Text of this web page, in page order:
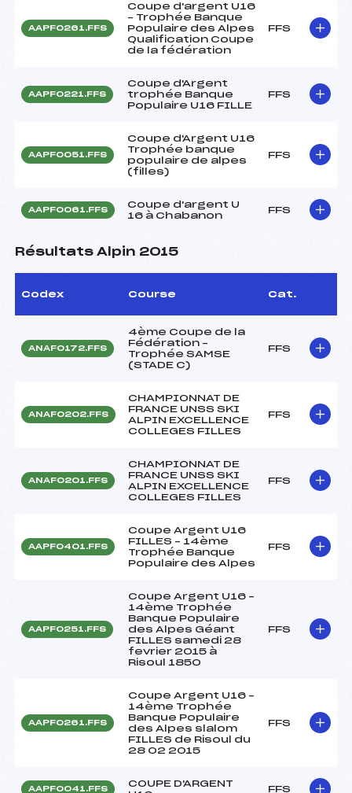
AAPF0261.FFS
Coupe d'argent U16
– Trophée Banque
Populaire des Alpes
Qualification Coupe
de la fédération
FFS
AAPF0221.FFS
Coupe d'Argent
trophée Banque
Populaire U16 FILLE
FFS
AAPF0051.FFS
Coupe d'Argent U16
Trophée banque
populaire de alpes
(filles)
FFS
AAPF0061.FFS
Coupe d'argent U
16 à Chabanon
FFS
Résultats Alpin 2015
Codex Course Cat.
ANAF0172.FFS
4ème Coupe de la
Fédération –
Trophée SAMSE
(STADE C)
FFS
ANAF0202.FFS
CHAMPIONNAT DE
FRANCE UNSS SKI
ALPIN EXCELLENCE
COLLEGES FILLES
FFS
ANAF0201.FFS
CHAMPIONNAT DE
FRANCE UNSS SKI
ALPIN EXCELLENCE
COLLEGES FILLES
FFS
AAPF0401.FFS
Coupe Argent U16
FILLES – 14ème
Trophée Banque
Populaire des Alpes
FFS
AAPF0251.FFS
Coupe Argent U16 –
14ème Trophée
Banque Populaire
des Alpes Géant
FILLES samedi 28
fevrier 2015 à
Risoul 1850
FFS
AAPF0261.FFS
Coupe Argent U16 –
14ème Trophée
Banque Populaire
des Alpes slalom
FILLES de Risoul du
28 02 2015
FFS
AAPF0041.FFS
COUPE D'ARGENT
FFS